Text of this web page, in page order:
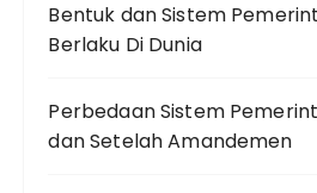
Bentuk dan Sistem
Berlaku Di Dunia
Perbedaan Sistem
dan Setelah Amandemen